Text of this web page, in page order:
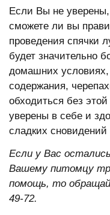
Если Вы не
сможете ли вы
проведения спячки
будет значительно
домашних
содержания,
обходиться без
уверены в себе и
сладких
Если у Вас
Вашему питомцу
помощь, то
49-72.